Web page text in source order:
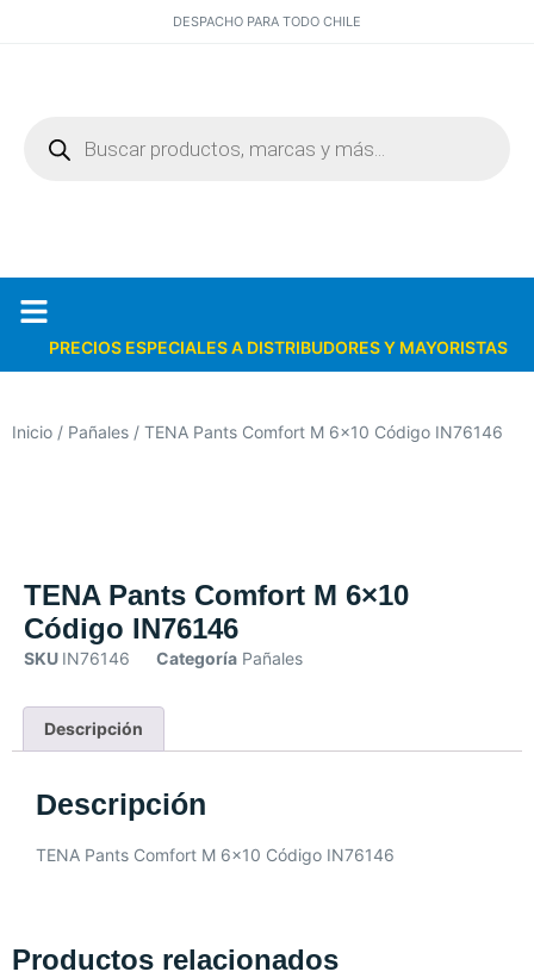
DESPACHO PARA TODO CHILE
PRECIOS ESPECIALES A DISTRIBUDORES Y MAYORISTAS
Inicio / Pañales / TENA Pants Comfort M 6×10 Código IN76146
TENA Pants Comfort M 6×10
Código IN76146
SKU IN76146 Categoría Pañales
Descripción
Descripción
TENA Pants Comfort M 6×10 Código IN76146
Productos relacionados